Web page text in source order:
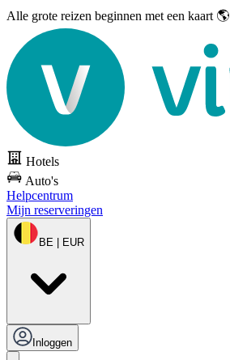
Alle grote reizen beginnen met een kaart 🌎
Hotels
Auto's
Helpcentrum
Mijn reserveringen
BE | EUR
Inloggen